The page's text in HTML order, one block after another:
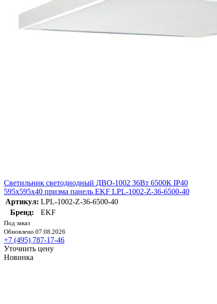
Светильник светодиодный ДВО-1002 36Вт 6500К IP40
595х595х40 призма панель EKF LPL-1002-Z-36-6500-40
Артикул: LPL-1002-Z-36-6500-40
Бренд:
EKF
Под заказ
Обновлено 07.08.2026
+7 (495) 787-17-46
Уточнить цену
Новинка